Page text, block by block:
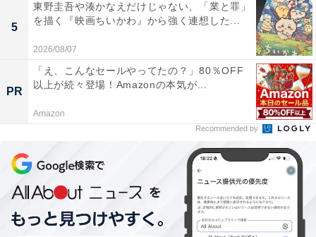
5
東野圭吾や湊かなえだけじゃない、「業と罪」
を描く『映画ちいかわ』から強く連想した...
2026/08/07
PR
「え、こんなセールやってたの？」80％OFF
以上が続々登場！Amazonの本気が...
Amazon
Recommended by